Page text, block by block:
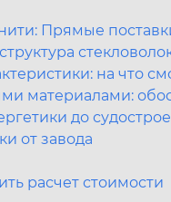
Прямые
на что
материалами:
до
от завода
расчет стоимости